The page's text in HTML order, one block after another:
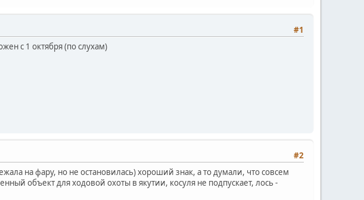
#1
с 1 октября (по слухам)
#2
на фару, но не остановилась) хороший знак, а то думали, что совсем
объект для ходовой охоты в якутии, косуля не подпускает, лось -